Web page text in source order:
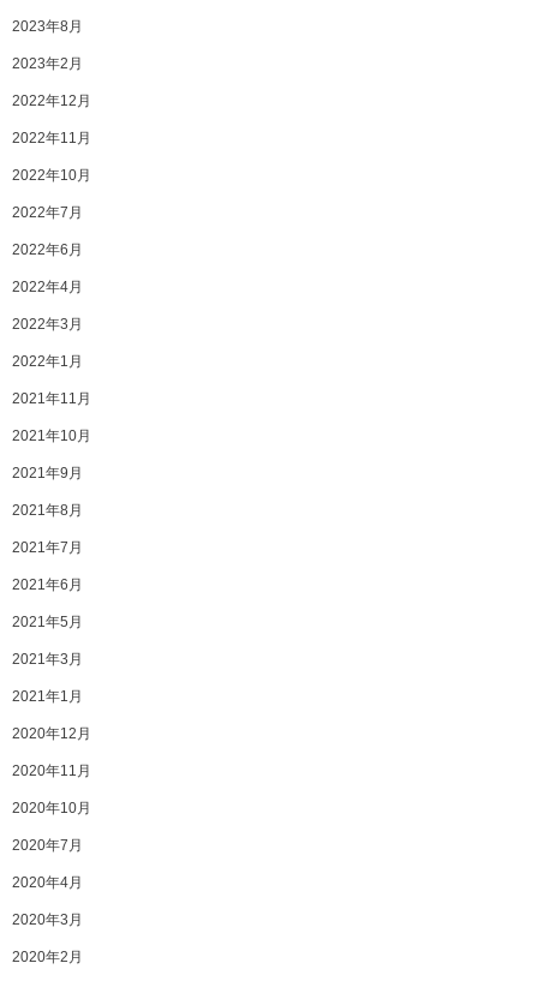
2023年8月
2023年2月
2022年12月
2022年11月
2022年10月
2022年7月
2022年6月
2022年4月
2022年3月
2022年1月
2021年11月
2021年10月
2021年9月
2021年8月
2021年7月
2021年6月
2021年5月
2021年3月
2021年1月
2020年12月
2020年11月
2020年10月
2020年7月
2020年4月
2020年3月
2020年2月